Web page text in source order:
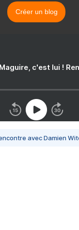
Créer un blog
c'est lui !
avec Damien